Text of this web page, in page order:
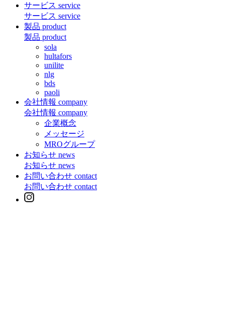
サービス service
サービス service
製品 product
製品 product
sola
hultafors
unilite
nlg
bds
paoli
会社情報 company
会社情報 company
企業概念
メッセージ
MROグループ
お知らせ news
お知らせ news
お問い合わせ contact
お問い合わせ contact